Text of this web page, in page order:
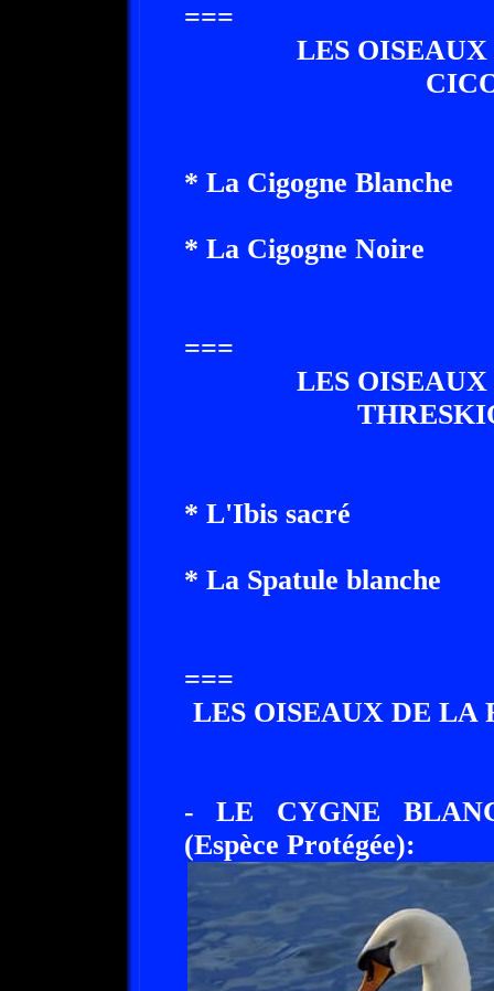
===
LES
* La Cigogne Blanche
* La Cigogne Noire
===
LES
* L'Ibis sacré
* La Spatule blanche
===
LES OISEAUX DE LA
- LE CYGNE
(Espèce Protégée):